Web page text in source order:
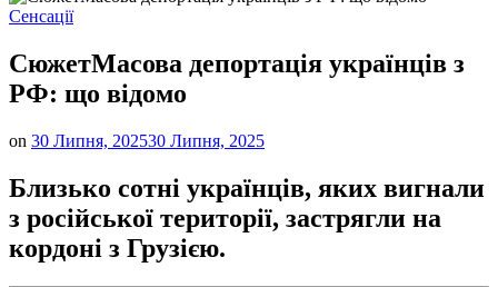
Опублікувати
Сенсації
СюжетМасова депортація українців з
РФ: що відомо
on 30 Липня, 202530 Липня, 2025
Близько сотні українців, яких вигнали
з російської території, застрягли на
кордоні з Грузією.